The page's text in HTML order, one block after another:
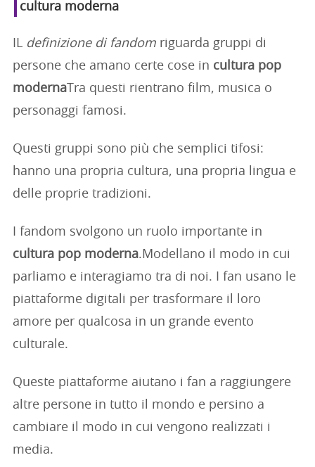
cultura moderna
IL definizione di fandom riguarda gruppi di
persone che amano certe cose in cultura pop
moderna Tra questi rientrano film, musica o
personaggi famosi.
Questi gruppi sono più che semplici tifosi:
hanno una propria cultura, una propria lingua e
delle proprie tradizioni.
I fandom svolgono un ruolo importante in
cultura pop moderna.Modellano il modo in cui
parliamo e interagiamo tra di noi. I fan usano le
piattaforme digitali per trasformare il loro
amore per qualcosa in un grande evento
culturale.
Queste piattaforme aiutano i fan a raggiungere
altre persone in tutto il mondo e persino a
cambiare il modo in cui vengono realizzati i
media.